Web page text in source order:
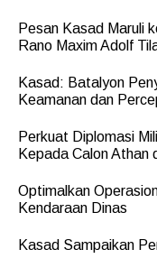
Pesan Kasad Maruli
Rano Maxim Adolf
Kasad: Batalyon
Keamanan dan
Perkuat Diplomasi
Kepada Calon Athan
Optimalkan
Kendaraan Dinas
Kasad Sampaikan